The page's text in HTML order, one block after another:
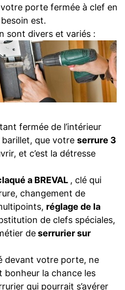
porte fermée à clef en
est.
sont divers et variés :
fermée de l’intérieur
que votre serrure 3
et c’est la détresse
a BREVAL , clé qui
changement de
réglage de la
de clefs spéciales,
deserrurier sur
devant votre porte, ne
bonheur la chance les
qui pourrait s’avérer